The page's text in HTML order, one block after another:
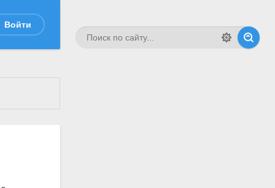
Войти